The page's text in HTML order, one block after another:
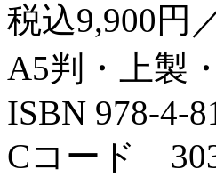
税込9,900円
A5判・上製
ISBN 978-4-
Cコード